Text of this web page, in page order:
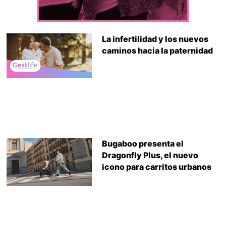
La infertilidad y los nuevos
caminos hacia la paternidad
Bugaboo presenta el
Dragonfly Plus, el nuevo
icono para carritos urbanos